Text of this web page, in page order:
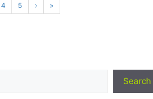
4 5 › »
Search